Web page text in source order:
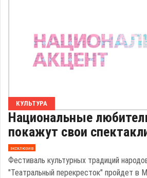
КУЛЬТУРА
Национальные
покажут свои
эксклюзив
Фестиваль культурных традиций
"Театральный перекресток" пройдет в